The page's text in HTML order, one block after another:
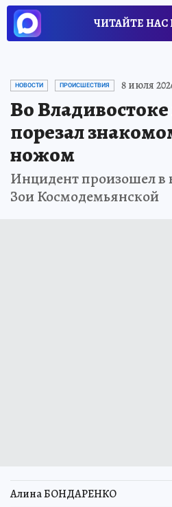
ЧИТАЙТЕ НАС
НОВОСТИ ПРОИСШЕСТВИЯ 8 июля
Во
порезал
ножом
Инцидент произошел в
Зои Космодемьянской
Алина БОНДАРЕНКО